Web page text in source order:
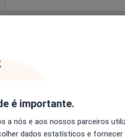
é importante.
a nós e aos nossos parceiros
dados estatísticos e